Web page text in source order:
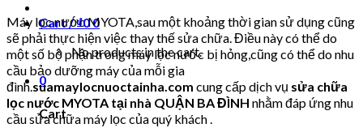
Cart /₫00
No products in the cart.
0
Cart
Máy lọc nước MYOTA,sau một khoảng thời gian sử dụng cũng
sẽ phải thực hiện việc thay thế sửa chữa. Điều này có thể do
một số bộ phận trong máy lọc nước bị hỏng,cũng có thể do nhu
cầu bảo dưỡng máy của mỗi gia
đình.suamaylocnuoctainha.com cung cấp dịch vụ sửa chữa
lọc nước MYOTA tại nhà QUẬN BA ĐÌNH nhằm đáp ứng nhu
cầu sửa chữa máy lọc của quý khách .